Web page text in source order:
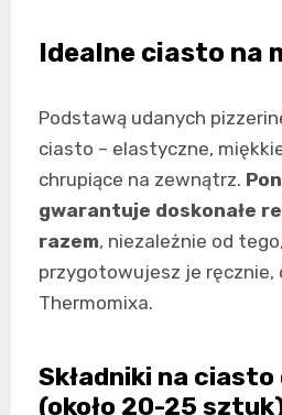
Idealne ciasto na
Podstawą udanych
ciasto – elastyczne,
chrupiące na zewnątrz.
gwarantuje doskonałe
razem, niezależnie od
przygotowujesz je ręcznie,
Thermomixa.
Składniki na
(około 20-25